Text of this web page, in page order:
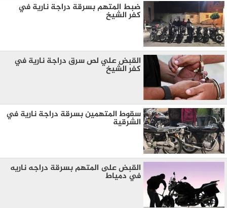
ضبط المتهم بسرقة دراجة نارية في
كفر الشيخ
القبض علي لص سرق دراجة نارية في
كفر الشيخ
سقوط المتهمين بسرقة دراجة نارية في
الشرقية
القبض على المتهم بسرقة دراجه ناريه
في دمياط